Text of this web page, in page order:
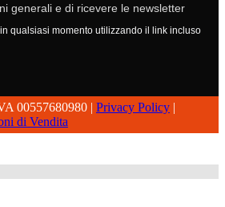
generali e di ricevere le newsletter
qualsiasi momento utilizzando il link incluso
00557680980 | Privacy Policy |
di Vendita